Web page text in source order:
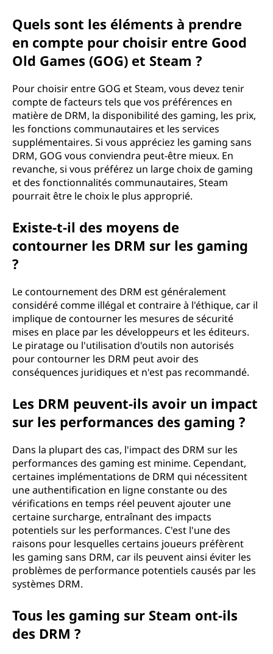
Quels sont les éléments à prendre
en compte pour choisir entre Good
Old Games (GOG) et Steam ?
Pour choisir entre GOG et Steam, vous devez tenir
compte de facteurs tels que vos préférences en
matière de DRM, la disponibilité des gaming, les prix,
les fonctions communautaires et les services
supplémentaires. Si vous appréciez les gaming sans
DRM, GOG vous conviendra peut-être mieux. En
revanche, si vous préférez un large choix de gaming
et des fonctionnalités communautaires, Steam
pourrait être le choix le plus approprié.
Existe-t-il des moyens de
contourner les DRM sur les gaming
?
Le contournement des DRM est généralement
considéré comme illégal et contraire à l'éthique, car il
implique de contourner les mesures de sécurité
mises en place par les développeurs et les éditeurs.
Le piratage ou l'utilisation d'outils non autorisés
pour contourner les DRM peut avoir des
conséquences juridiques et n'est pas recommandé.
Les DRM peuvent-ils avoir un impact
sur les performances des gaming ?
Dans la plupart des cas, l'impact des DRM sur les
performances des gaming est minime. Cependant,
certaines implémentations de DRM qui nécessitent
une authentification en ligne constante ou des
vérifications en temps réel peuvent ajouter une
certaine surcharge, entraînant des impacts
potentiels sur les performances. C'est l'une des
raisons pour lesquelles certains joueurs préfèrent
les gaming sans DRM, car ils peuvent ainsi éviter les
problèmes de performance potentiels causés par les
systèmes DRM.
Tous les gaming sur Steam ont-ils
des DRM ?